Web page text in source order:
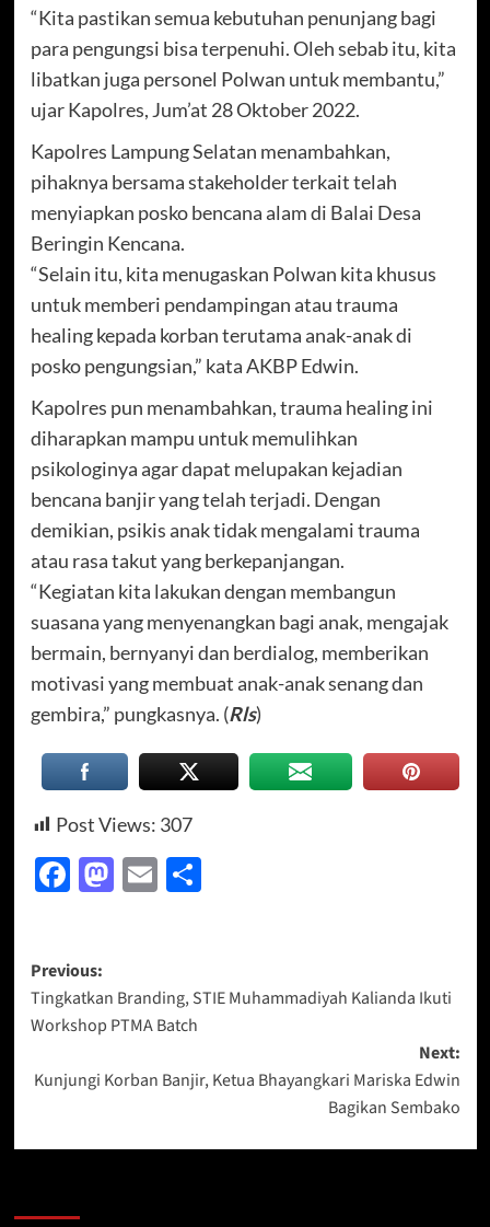
“Kita pastikan semua kebutuhan penunjang bagi
para pengungsi bisa terpenuhi. Oleh sebab itu, kita
libatkan juga personel Polwan untuk membantu,”
ujar Kapolres, Jum’at 28 Oktober 2022.
Kapolres Lampung Selatan menambahkan,
pihaknya bersama stakeholder terkait telah
menyiapkan posko bencana alam di Balai Desa
Beringin Kencana.
“Selain itu, kita menugaskan Polwan kita khusus
untuk memberi pendampingan atau trauma
healing kepada korban terutama anak-anak di
posko pengungsian,” kata AKBP Edwin.
Kapolres pun menambahkan, trauma healing ini
diharapkan mampu untuk memulihkan
psikologinya agar dapat melupakan kejadian
bencana banjir yang telah terjadi. Dengan
demikian, psikis anak tidak mengalami trauma
atau rasa takut yang berkepanjangan.
“Kegiatan kita lakukan dengan membangun
suasana yang menyenangkan bagi anak, mengajak
bermain, bernyanyi dan berdialog, memberikan
motivasi yang membuat anak-anak senang dan
gembira,” pungkasnya. (Rls)
Post Views: 307
Facebook
Mastodon
EmailShare
Post
navigation
Previous:
Tingkatkan Branding, STIE Muhammadiyah Kalianda Ikuti
Workshop PTMA Batch
Next:
Kunjungi Korban Banjir, Ketua Bhayangkari Mariska Edwin
Bagikan Sembako